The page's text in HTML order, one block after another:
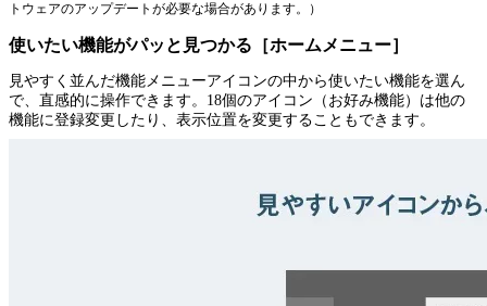
トウェアのアップデートが必要な場合があります。）
使いたい機能がパッと見つかる［ホームメニュー］
見やすく並んだ機能メニューアイコンの中から使いたい機能を選ん
で、直感的に操作できます。18個のアイコン（お好み機能）は他の
機能に登録変更したり、表示位置を変更することもできます。